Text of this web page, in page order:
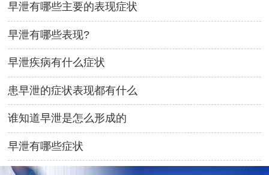
早泄有哪些主要的表现症状
早泄有哪些表现?
早泄疾病有什么症状
患早泄的症状表现都有什么
谁知道早泄是怎么形成的
早泄有哪些症状